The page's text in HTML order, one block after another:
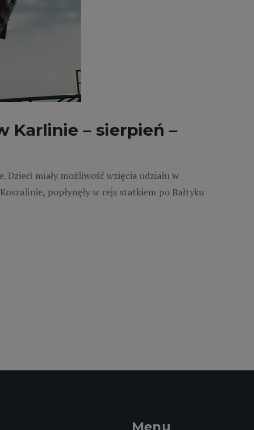
Karlinie – sierpień –
miały możliwość wzięcia udziału w
popłynęły w rejs statkiem po Bałtyku
Menu